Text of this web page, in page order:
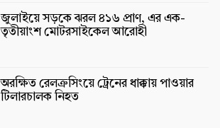
জুলাইয়ে সড়কে ঝরল ৪১৬ প্রাণ, এর এক-
তৃতীয়াংশ মোটরসাইকেল আরোহী
অরক্ষিত রেলক্রসিংয়ে ট্রেনের ধাক্কায় পাওয়ার
টিলারচালক নিহত